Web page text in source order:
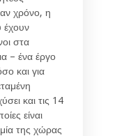
χρόνο, η
έχουν
στα
– ένα έργο
και για
και τις 14
είναι
της χώρας